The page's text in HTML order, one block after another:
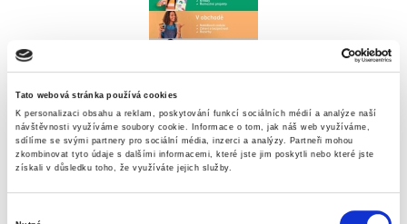
Tato webová stránka používá cookies
K personalizaci obsahu a reklam, poskytování funkcí sociálních médií a analýze naší
návštěvnosti využíváme soubory cookie.
Informace o tom, jak náš web využíváme,
sdílíme se svými partnery pro sociální média, inzerci a analýzy. Partneři mohou
zkombinovat tyto údaje s dalšími informacemi, které jste jim poskytli nebo které jste
získali v důsledku toho, že využíváte jejich služby.
Popis Alternativní produkty
kvalitní složky